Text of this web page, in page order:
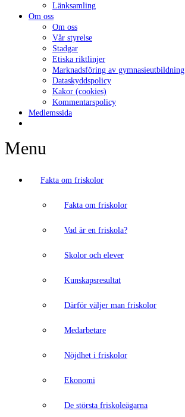
Länksamling
Om oss
Om oss
Vår styrelse
Stadgar
Etiska riktlinjer
Marknadsföring av gymnasieutbildning
Dataskyddspolicy
Kakor (cookies)
Kommentarspolicy
Medlemssida
Menu
Fakta om friskolor
Fakta om friskolor
Vad är en friskola?
Skolor och elever
Kunskapsresultat
Därför väljer man friskolor
Medarbetare
Nöjdhet i friskolor
Ekonomi
De största friskoleägarna